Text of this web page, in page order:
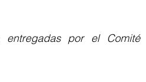
entregadas por el
Comité